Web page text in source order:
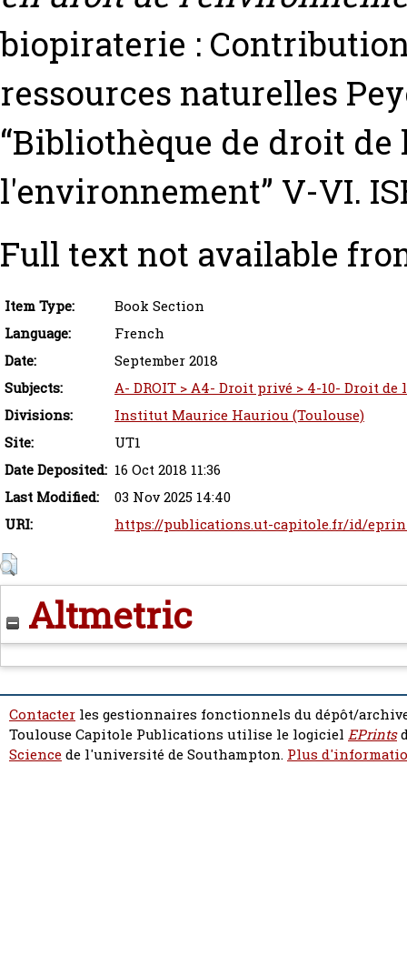
biopiraterie :
ressources naturelles
“Bibliothèque de droit
l'environnement” V-VI.
Full text not available
Item Type:
Book Section
Language:
French
Date:
September 2018
Subjects:
A- DROIT > A4- Droit privé > 4-10- Droit
Divisions:
Institut Maurice Hauriou (Toulouse)
Site:
UT1
Date Deposited: 16 Oct 2018 11:36
Last Modified:
03 Nov 2025 14:40
URI:
https://publications.ut-capitole.fr/id/
Altmetric
Contacter les gestionnaires fonctionnels du dépôt/
Toulouse Capitole Publications utilise le logiciel EPrints
Sciencede l'université de Southampton. Plus